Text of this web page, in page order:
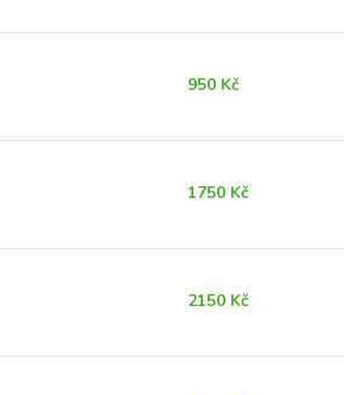
950 Kč
1750 Kč
2150 Kč